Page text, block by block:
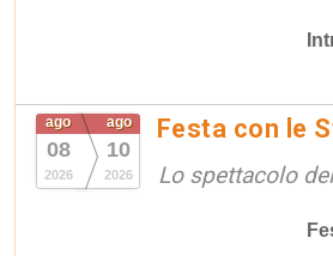
ago
08
2026
ago
10
2026
Festa con le
Lo spettacolo